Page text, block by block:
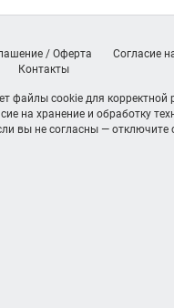
/ Оферта
Согласие
Контакты
файлы cookie для
на хранение и обработку
вы не согласны — отключите